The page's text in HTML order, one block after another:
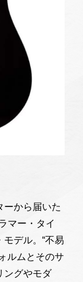
ーから届いた
マー・タイ
デル。“不易
ルムとそのサ
ングやモダ